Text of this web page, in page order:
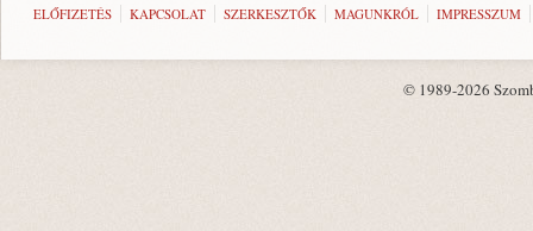
ELŐFIZETÉS KAPCSOLAT SZERKESZTŐK MAGUNKRÓL IMPRESSZUM
© 1989-2026